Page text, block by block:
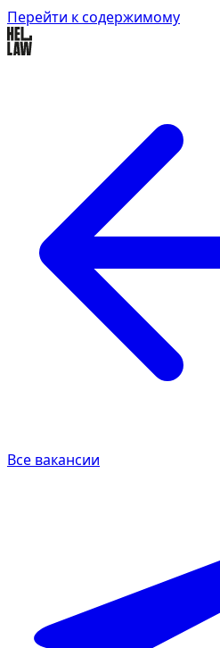
Перейти к содержимому
Все вакансии